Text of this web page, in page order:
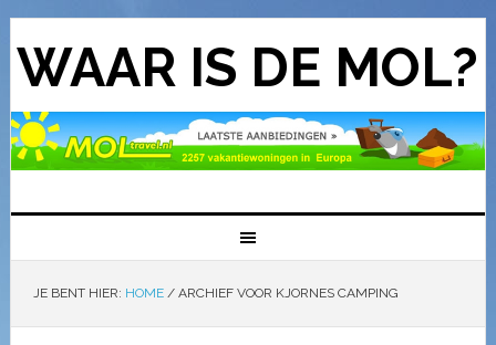
WAAR IS DE MOL?
JE BENT HIER: HOME /ARCHIEF VOOR KJORNES CAMPING